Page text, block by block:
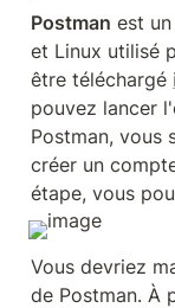
Postman est
et Linux utilisé
être téléchargé
pouvez lancer
Postman, vous
créer un
étape, vous
Vous devriez
de Postman. À